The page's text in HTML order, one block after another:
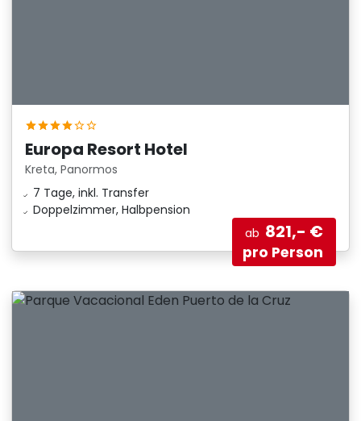
Europa Resort Hotel
Kreta, Panormos
7 Tage, inkl. Transfer
Doppelzimmer, Halbpension
ab 821,- €
pro Person